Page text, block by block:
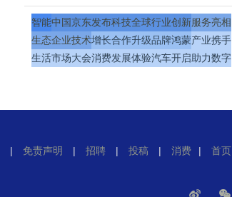
智能中国京东发布科技全球行业创新服务亮相
生态企业技术增长合作升级品牌鸿蒙产业携手
生活市场大会消费发展体验汽车开启助力数字
| 免责声明 | 招聘 | 投稿 | 消费 | 首页